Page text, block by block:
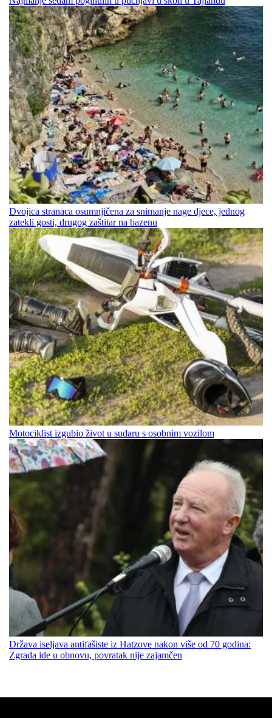
Dvojica stranaca osumnjičena za snimanje nage djece, jednog
zatekli gosti, drugog zaštitar na bazenu
Motociklist izgubio život u sudaru s osobnim vozilom
Država iseljava antifašiste iz Hatzove nakon više od 70 godina:
Zgrada ide u obnovu, povratak nije zajamčen